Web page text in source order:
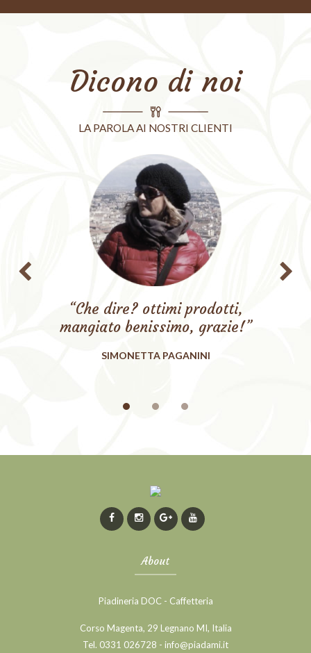
Dicono di noi
LA PAROLA AI NOSTRI CLIENTI
“Che dire? ottimi prodotti,
mangiato benissimo, grazie!”
SIMONETTA PAGANINI
About
Piadineria DOC - Caffetteria
Corso Magenta, 29 Legnano MI, Italia
Tel. 0331 026728 - info@piadami.it